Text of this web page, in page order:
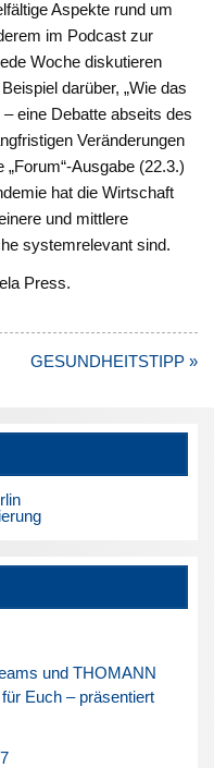
Aspekte rund um
im Podcast zur
Woche diskutieren
darüber, „Wie das
eine Debatte abseits des
Veränderungen
Ausgabe (22.3.)
hat die Wirtschaft
und mittlere
systemrelevant sind.
Press.
GESUNDHEITSTIPP »
und THOMANN
Euch – präsentiert